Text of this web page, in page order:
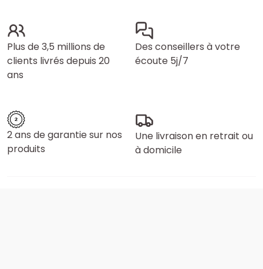
Plus de 3,5 millions de
clients livrés depuis 20
ans
Des conseillers à votre
écoute 5j/7
2 ans de garantie sur nos
produits
Une livraison en retrait ou
à domicile